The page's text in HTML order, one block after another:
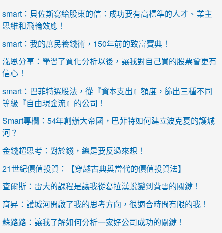
smart：貝佐斯寫給股東的信：成功要有高標準的人才、業主
思維和飛輪效應！
smart：我的庶民養錢術，150年前的致富寶典！
泓恩分享：學習了質化分析以後，讓我對自己買的股票會更有
信心！
smart：巴菲特選股法，從『資本支出』額度，篩出三種不同
等級『自由現金流』的公司！
Smart專欄：54年創辦大帝國，巴菲特如何建立波克夏的護城
河？
金錢超思考：對於錢，總是要反過來想！
21世紀價值投資：【穿越古典與當代的價值投資法】
查爾斯：雷大的課程是讓我從葛拉漢蛻變到費雪的關鍵！
育昇：護城河開啟了我的思考方向，很適合時間有限的我！
蘇路路：讓我了解如何分析一家好公司成功的關鍵！